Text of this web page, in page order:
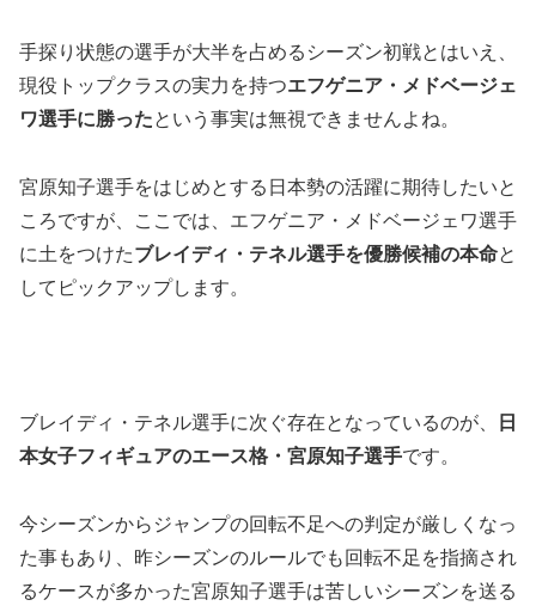
手探り状態の選手が大半を占めるシーズン初戦とはいえ、
現役トップクラスの実力を持つエフゲニア・メドベージェ
ワ選手に勝ったという事実は無視できませんよね。
宮原知子選手をはじめとする日本勢の活躍に期待したいと
ころですが、ここでは、エフゲニア・メドベージェワ選手
に土をつけたブレイディ・テネル選手を優勝候補の本命と
してピックアップします。
ブレイディ・テネル選手に次ぐ存在となっているのが、
日
本女子フィギュアのエース格・宮原知子選手です。
今シーズンからジャンプの回転不足への判定が厳しくなっ
た事もあり、昨シーズンのルールでも回転不足を指摘され
るケースが多かった宮原知子選手は苦しいシーズンを送る